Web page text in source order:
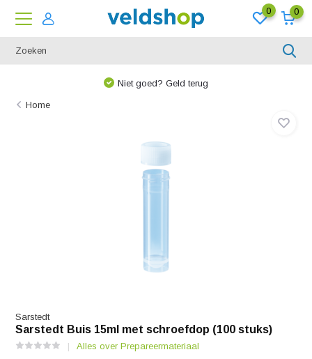
0 0
Niet goed? Geld terug
Home
Sarstedt
Sarstedt Buis 15ml met schroefdop (100 stuks)
Alles over Prepareermateriaal